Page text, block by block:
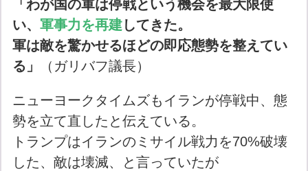
「わが国の軍は停戦という機会を最大限使
い、軍事力を再建してきた。
軍は敵を驚かせるほどの即応態勢を整えてい
る」
（ガリバフ議長）
ニューヨークタイムズもイランが停戦中、態
勢を立て直したと伝えている。
トランプはイランのミサイル戦力を70%破壊
した、敵は壊滅、と言っていたが